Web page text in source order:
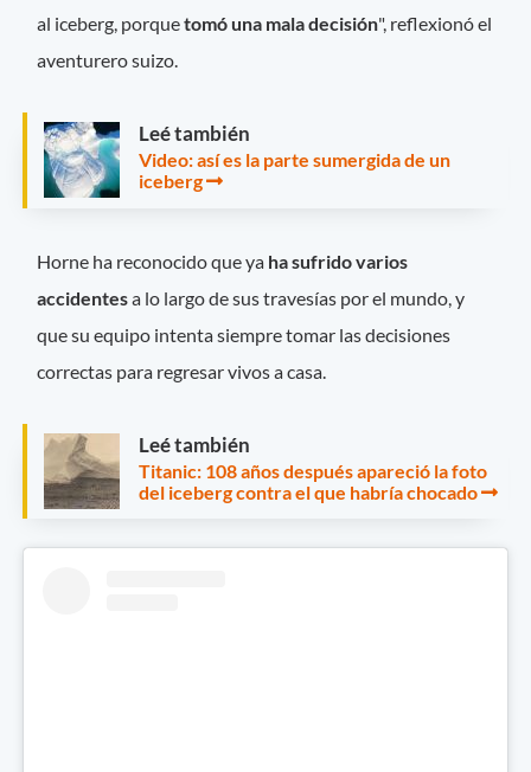
al iceberg, porquetomó una mala decisión", reflexionó el
aventurero suizo.
Leé también
Video: así es la parte sumergida de un
iceberg
Horne ha reconocido que ya ha sufrido varios
accidentesa lo largo de sus travesías por el mundo, y
que su equipo intenta siempre tomar las decisiones
correctas para regresar vivos a casa.
Leé también
Titanic: 108 años después apareció la foto
del iceberg contra el que habría chocado